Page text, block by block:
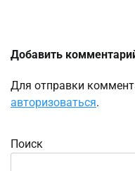
Добавить
Для отправки
авторизоваться.
Поиск